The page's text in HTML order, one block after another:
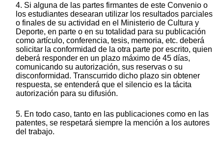
4. Si alguna de las partes firmantes de este Convenio o
los estudiantes desearan utilizar los resultados parciales
o finales de su actividad en el Ministerio de Cultura y
Deporte, en parte o en su totalidad para su publicación
como artículo, conferencia, tesis, memoria, etc. deberá
solicitar la conformidad de la otra parte por escrito, quien
deberá responder en un plazo máximo de 45 días,
comunicando su autorización, sus reservas o su
disconformidad. Transcurrido dicho plazo sin obtener
respuesta, se entenderá que el silencio es la tácita
autorización para su difusión.
5. En todo caso, tanto en las publicaciones como en las
patentes, se respetará siempre la mención a los autores
del trabajo.